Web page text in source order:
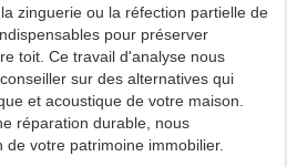
zinguerie ou la réfection partielle de
pour préserver
toit. Ce travail d'analyse nous
sur des alternatives qui
et acoustique de votre maison.
réparation durable, nous
votre patrimoine immobilier.